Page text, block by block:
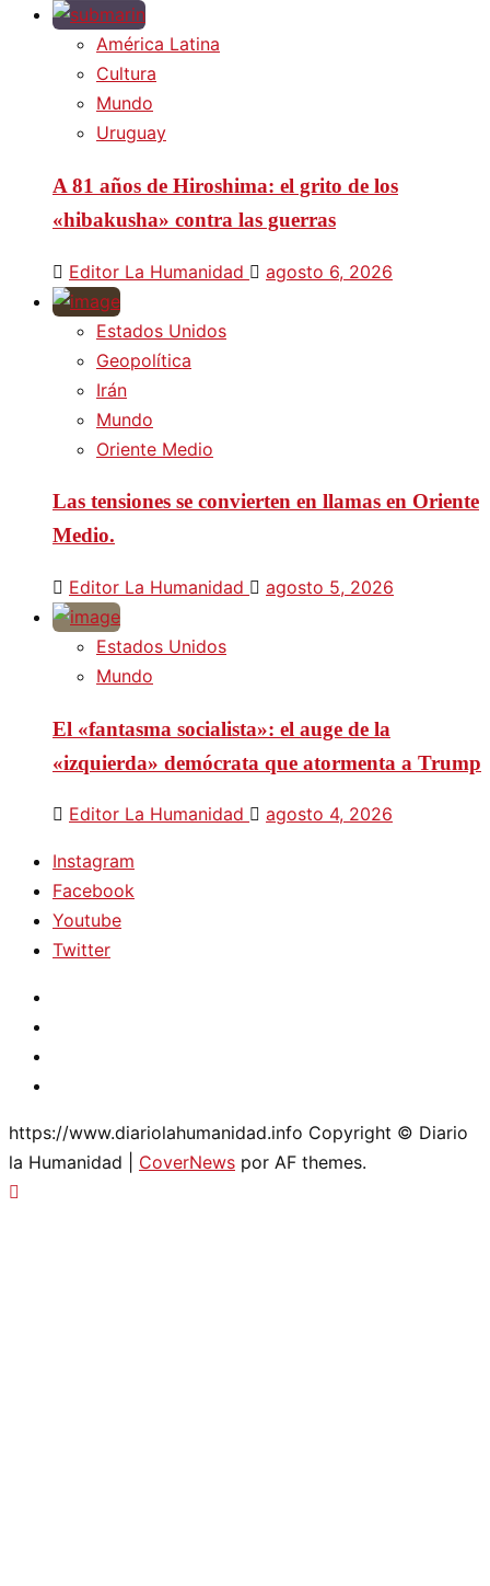
América Latina
Cultura
Mundo
Uruguay
A 81 años de Hiroshima: el grito de los
«hibakusha» contra las guerras
Editor La Humanidad agosto 6, 2026
Estados Unidos
Geopolítica
Irán
Mundo
Oriente Medio
Las tensiones se convierten en llamas en Oriente
Medio.
Editor La Humanidad agosto 5, 2026
Estados Unidos
Mundo
El «fantasma socialista»: el auge de la
«izquierda» demócrata que atormenta a Trump
Editor La Humanidad agosto 4, 2026
Instagram
Facebook
Youtube
Twitter
https://www.diariolahumanidad.info Copyright © Diario
la Humanidad
CoverNews por AF themes.